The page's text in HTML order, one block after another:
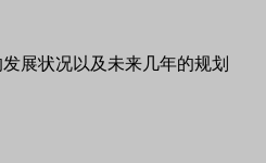
展状况以及未来几年的规划